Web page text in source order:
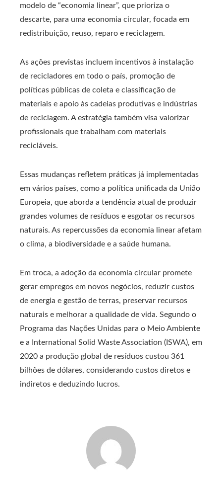
modelo de “economia linear”, que prioriza o
descarte, para uma economia circular, focada em
redistribuição, reuso, reparo e reciclagem.
As ações previstas incluem incentivos à instalação
de recicladores em todo o país, promoção de
políticas públicas de coleta e classificação de
materiais e apoio às cadeias produtivas e indústrias
de reciclagem. A estratégia também visa valorizar
profissionais que trabalham com materiais
recicláveis.
Essas mudanças refletem práticas já implementadas
em vários países, como a política unificada da União
Europeia, que aborda a tendência atual de produzir
grandes volumes de resíduos e esgotar os recursos
naturais. As repercussões da economia linear afetam
o clima, a biodiversidade e a saúde humana.
Em troca, a adoção da economia circular promete
gerar empregos em novos negócios, reduzir custos
de energia e gestão de terras, preservar recursos
naturais e melhorar a qualidade de vida. Segundo o
Programa das Nações Unidas para o Meio Ambiente
e a International Solid Waste Association (ISWA), em
2020 a produção global de resíduos custou 361
bilhões de dólares, considerando custos diretos e
indiretos e deduzindo lucros.